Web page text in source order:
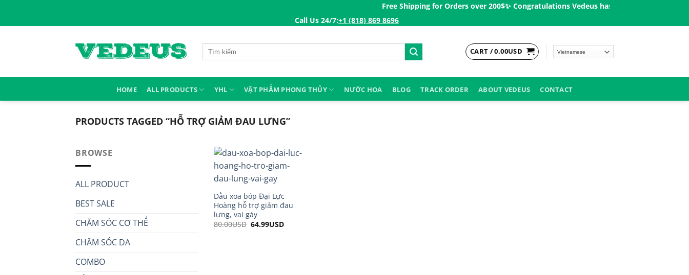
Free Shipping for Orders over 200$ㅤ✨ Congratulations Vedeus has been present in more
Call Us 24/7:ㅤ+1 (818) 869 8696
Search
for:
CART /0.00USD
HOME ALL PRODUCTS YHL VẬT PHẨM PHONG THỦY NƯỚC HOA BLOG TRACK ORDER ABOUT VEDEUS CONTACT
PRODUCTS TAGGED “HỖ TRỢ GIẢM ĐAU LƯNG”
BROWSE
ALL PRODUCT
BEST SALE
CHĂM SÓC CƠ THỂ
CHĂM SÓC DA
COMBO
Dầu xoa bóp Đại Lực
Hoàng hỗ trợ giảm đau
lưng, vai gáy
80.00USD Original
64.99USD